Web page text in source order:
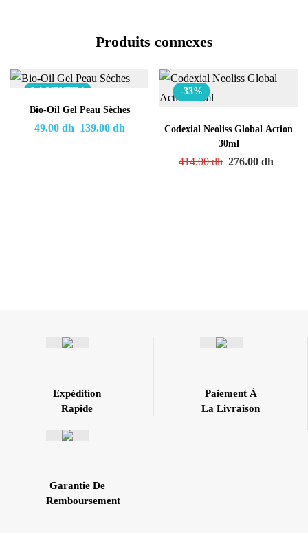
Produits connexes
LA VENTE !
Bio-Oil Gel Peau Sèches
49.00 dh–139.00 dh
-33%
Codexial Neoliss Global Action
30ml
414.00dh 276.00 dh
Paiement À
La Livraison
Expédition
Rapide
Garantie De
Remboursement